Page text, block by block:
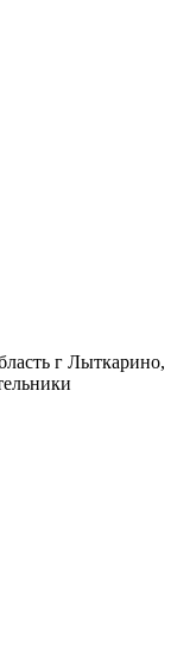
г Лыткарино,